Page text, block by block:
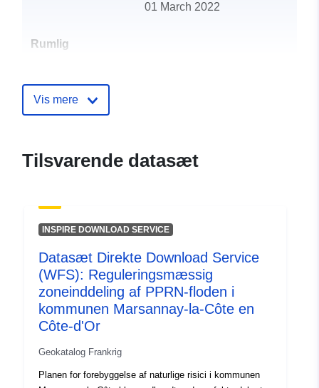
01 March 2022
Rumlig
Identifikatorer:
7f6a-4c25-8505-
120066022-srv-8134d6ba-bd22-
4fde-8657-198d3bee80b2
Type:
Ressource:
http://inspire.ec.europa.eu/
codelist/ResourceType/services
Vis mere
Tilsvarende datasæt
INSPIRE DOWNLOAD SERVICE
Datasæt Direkte Download Service
(WFS): Reguleringsmæssig
zoneinddeling af PPRN-floden i
kommunen Marsannay-la-Côte en
Côte-d'Or
Geokatalog Frankrig
Planen for forebyggelse af naturlige risici i kommunen